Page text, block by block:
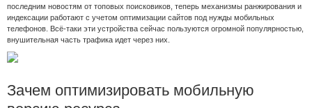
последним новостям от топовых поисковиков, теперь механизмы ранжирования и
индексации работают с учетом оптимизации сайтов под нужды мобильных
телефонов. Всё-таки эти устройства сейчас пользуются огромной популярностью,
внушительная часть трафика идет через них.
Зачем оптимизировать мобильную